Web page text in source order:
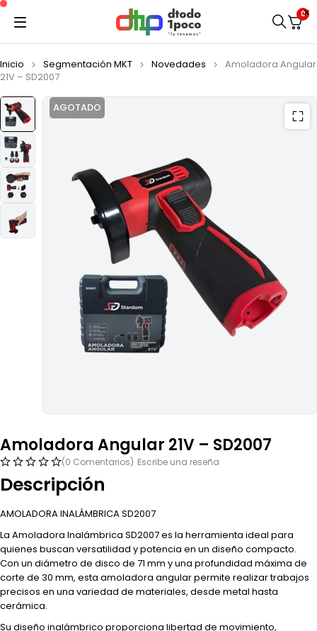
0
Inicio Segmentación MKT Novedades
Amoladora Angular
21V – SD2007
AGOTADO
Amoladora Angular 21V – SD2007
(0 Comentarios) Escribe una reseña
Descripción
AMOLADORA INALÁMBRICA SD2007
La Amoladora Inalámbrica SD2007 es la herramienta ideal para
quienes buscan versatilidad y potencia en un diseño compacto.
Con un diámetro de disco de 71 mm y una profundidad máxima de
corte de 30 mm, esta amoladora angular permite realizar trabajos
precisos en una variedad de materiales, desde metal hasta
cerámica.
Su diseño inalámbrico proporciona libertad de movimiento,